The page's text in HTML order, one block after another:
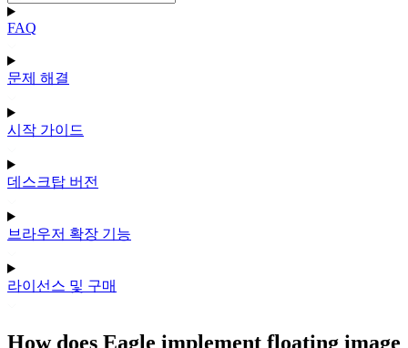
FAQ
문제 해결
시작 가이드
데스크탑 버전
브라우저 확장 기능
라이선스 및 구매
How does Eagle implement floating image